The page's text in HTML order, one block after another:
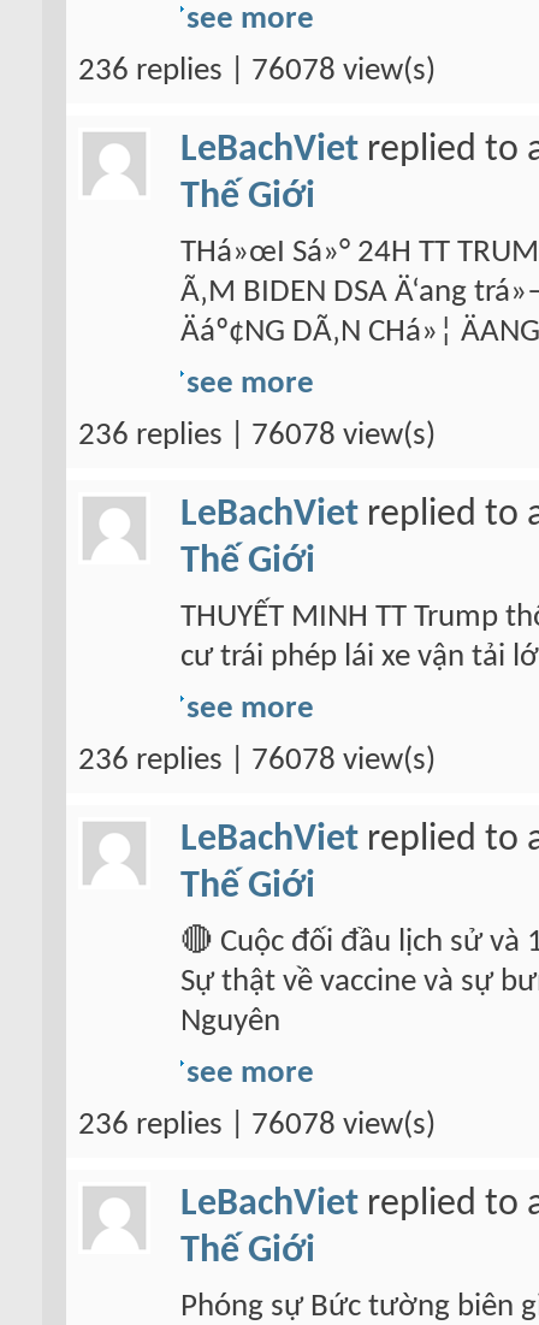
see more
236 replies | 76078 view(s)
LeBachViet replied to
Thế Giới
THá»œI Sá»° 24H TT
Ã‚M BIDEN DSA Ä‘ang
Äáº¢NG DÃ‚N CHá»¦
see more
236 replies | 76078 view(s)
LeBachViet replied to
Thế Giới
THUYẾT MINH TT Trump
cư trái phép lái xe vận tải
see more
236 replies | 76078 view(s)
LeBachViet replied to
Thế Giới
🔴 Cuộc đối đầu lịch sử và
Sự thật về vaccine và sự
Nguyên
see more
236 replies | 76078 view(s)
LeBachViet replied to
Thế Giới
Phóng sự Bức tường biên